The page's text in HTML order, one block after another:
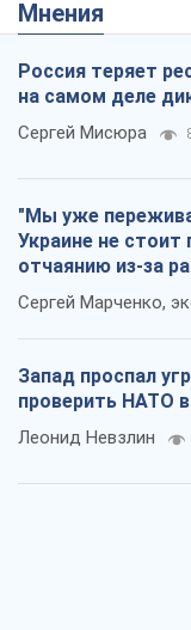
Мнения
Россия теряет
на самом деле
Сергей Мисюра
"Мы уже
Украине не стоит
отчаянию из-за
Сергей Марченко,
Запад проспал
проверить НАТО
Леонид Невзлин